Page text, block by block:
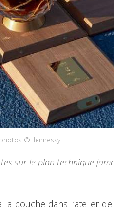
©Hennessy
sur le plan technique
bouche dans l’atelier